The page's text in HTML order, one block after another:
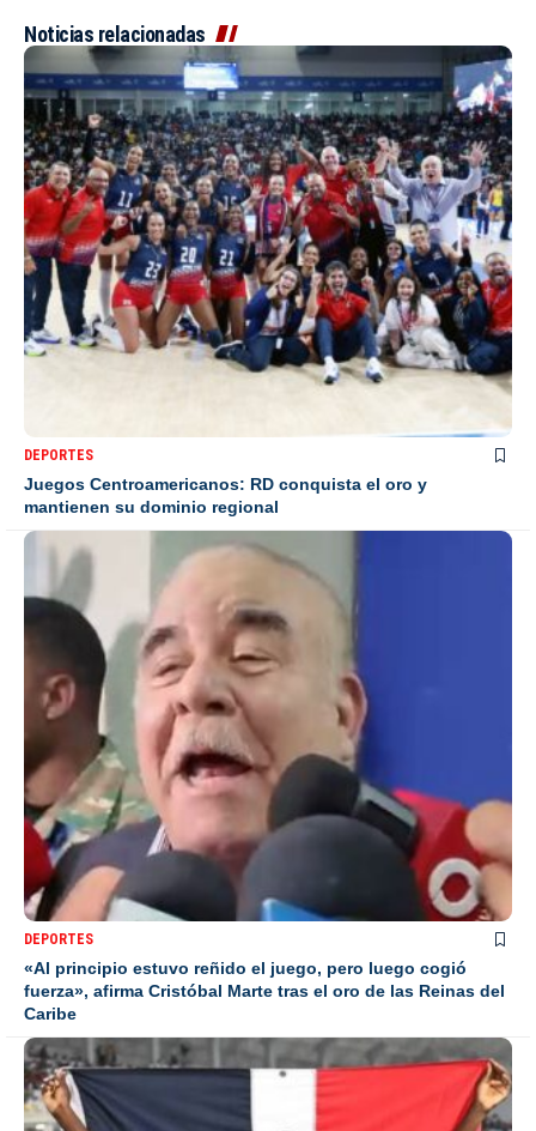
Noticias relacionadas
DEPORTES
Juegos Centroamericanos: RD conquista el oro y
mantienen su dominio regional
DEPORTES
«Al principio estuvo reñido el juego, pero luego cogió
fuerza», afirma Cristóbal Marte tras el oro de las Reinas del
Caribe